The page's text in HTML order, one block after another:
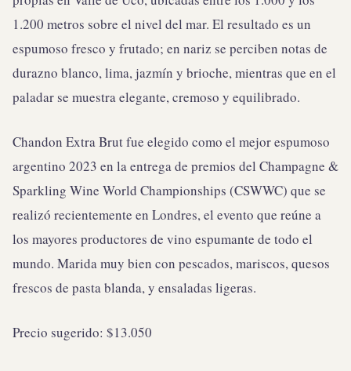
1.200 metros sobre el nivel del mar. El resultado es un
espumoso fresco y frutado; en nariz se perciben notas de
durazno blanco, lima, jazmín y brioche, mientras que en el
paladar se muestra elegante, cremoso y equilibrado.
Chandon Extra Brut fue elegido como el mejor espumoso
argentino 2023 en la entrega de premios del Champagne &
Sparkling Wine World Championships (CSWWC) que se
realizó recientemente en Londres, el evento que reúne a
los mayores productores de vino espumante de todo el
mundo. Marida muy bien con pescados, mariscos, quesos
frescos de pasta blanda, y ensaladas ligeras.
Precio sugerido: $13.050